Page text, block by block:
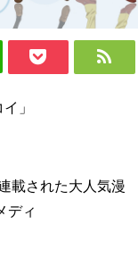
」
載された大人気漫
ディ